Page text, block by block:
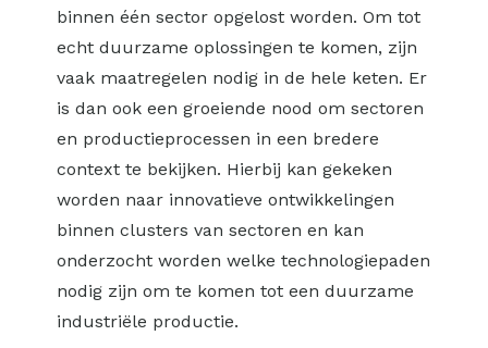
binnen één sector opgelost worden. Om tot
echt duurzame oplossingen te komen, zijn
vaak maatregelen nodig in de hele keten. Er
is dan ook een groeiende nood om sectoren
en productieprocessen in een bredere
context te bekijken. Hierbij kan gekeken
worden naar innovatieve ontwikkelingen
binnen clusters van sectoren en kan
onderzocht worden welke technologiepaden
nodig zijn om te komen tot een duurzame
industriële productie.